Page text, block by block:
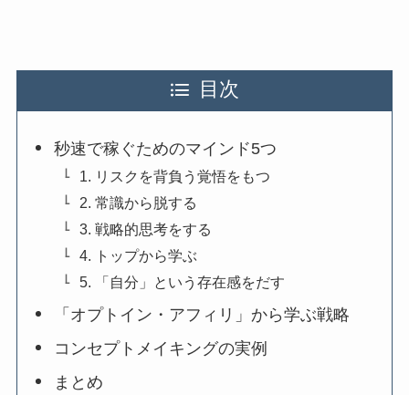
目次
秒速で稼ぐためのマインド5つ
1. リスクを背負う覚悟をもつ
2. 常識から脱する
3. 戦略的思考をする
4. トップから学ぶ
5. 「自分」という存在感をだす
「オプトイン・アフィリ」から学ぶ戦略
コンセプトメイキングの実例
まとめ